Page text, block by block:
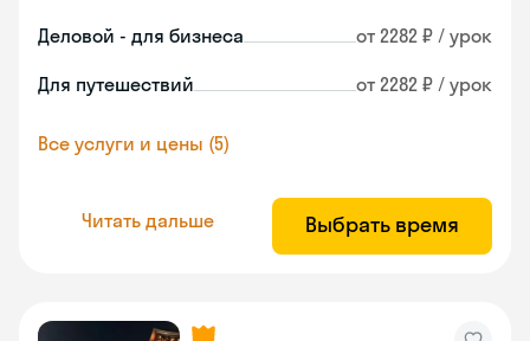
Деловой - для бизнеса от 2282 ₽ / урок
Для путешествий от 2282 ₽ / урок
Все услуги и цены (5)
Читать дальше Выбрать время